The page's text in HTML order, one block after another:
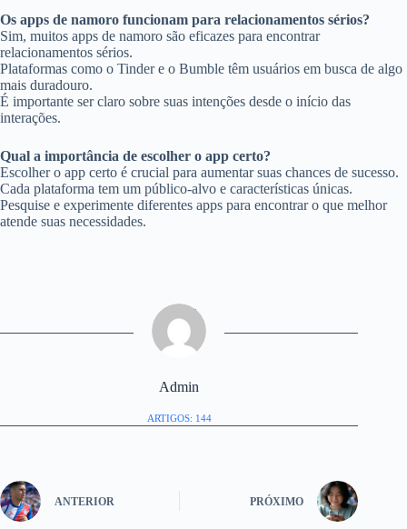
Os apps de namoro funcionam para relacionamentos sérios?
Sim, muitos apps de namoro são eficazes para encontrar
relacionamentos sérios.
Plataformas como o Tinder e o Bumble têm usuários em busca de algo
mais duradouro.
É importante ser claro sobre suas intenções desde o início das
interações.
Qual a importância de escolher o app certo?
Escolher o app certo é crucial para aumentar suas chances de sucesso.
Cada plataforma tem um público-alvo e características únicas.
Pesquise e experimente diferentes apps para encontrar o que melhor
atende suas necessidades.
Admin
ARTIGOS: 144
ANTERIOR PRÓXIMO